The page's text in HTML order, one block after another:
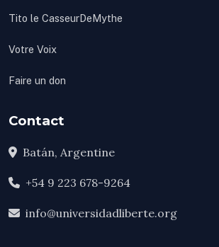
Tito le CasseurDeMythe
Votre Voix
Faire un don
Contact
Batán, Argentine
+54 9 223 678-9264
info@universidadliberte.org